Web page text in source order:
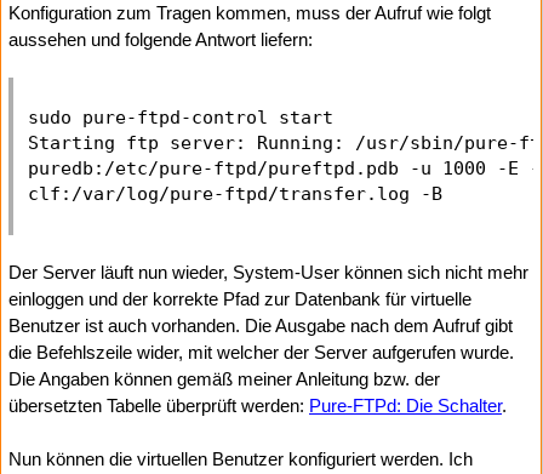
Konfiguration zum Tragen kommen, muss der Aufruf wie folgt
aussehen und folgende Antwort liefern:
sudo pure-ftpd-control start
Starting ftp server: Running: /usr/sbin/
puredb:/etc/pure-ftpd/pureftpd.pdb -u 1000 -E
Der Server läuft nun wieder, System-User können sich nicht mehr
einloggen und der korrekte Pfad zur Datenbank für virtuelle
Benutzer ist auch vorhanden. Die Ausgabe nach dem Aufruf gibt
die Befehlszeile wider, mit welcher der Server aufgerufen wurde.
Die Angaben können gemäß meiner Anleitung bzw. der
übersetzten Tabelle überprüft werden: Pure-FTPd: Die Schalter.
Nun können die virtuellen Benutzer konfiguriert werden. Ich